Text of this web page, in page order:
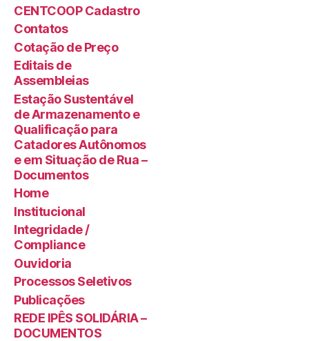
CENTCOOP Cadastro
Contatos
Cotação de Preço
Editais de
Assembleias
Estação Sustentável
de Armazenamento e
Qualificação para
Catadores Autônomos
e em Situação de Rua –
Documentos
Home
Institucional
Integridade /
Compliance
Ouvidoria
Processos Seletivos
Publicações
REDE IPÊS SOLIDÁRIA –
DOCUMENTOS